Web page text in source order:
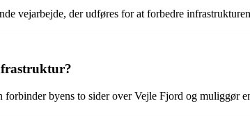
vejarbejde, der udføres for at forbedre
byens to sider over Vejle Fjord og muliggør